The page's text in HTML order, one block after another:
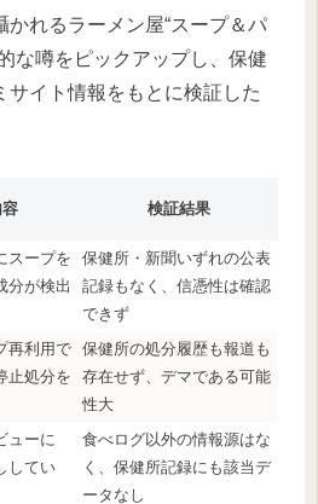
かれるラーメン屋“スープ＆パ
な噂をピックアップし、保健
サイト情報をもとに検証した
検証結果
スープを
分が検出
保健所・新聞いずれの公表
記録もなく、信憑性は確認
できず
再利用で
止処分を
保健所の処分履歴も報道も
存在せず、デマである可能
性大
ューに
してい
食べログ以外の情報源はな
く、保健所記録にも該当デ
ータなし